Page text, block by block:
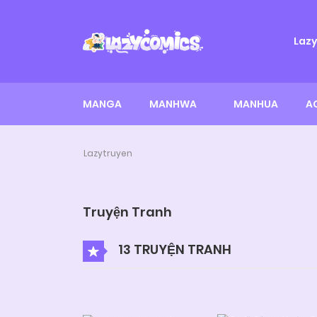
MANGA MANHWA MANHUA
Lazytruyen
Truyện Tranh
13 TRUYỆN TRANH